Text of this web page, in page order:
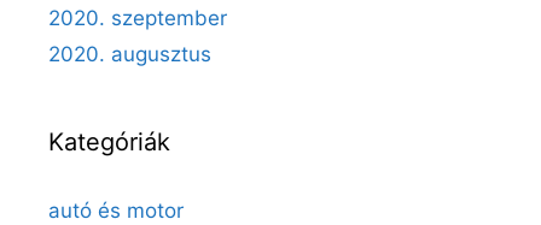
2020. szeptember
2020. augusztus
Kategóriák
autó és motor